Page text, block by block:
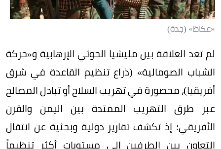
«عكاظ» (جدة)
لم تعد العلاقة بين مليشيا الحوثي الإرهابية و«حركة
الشباب الصومالية» (ذراع تنظيم القاعدة في شرق
أفريقيا)، محصورة في تهريب السلاح أو تبادل المصالح
عبر طرق التهريب الممتدة بين اليمن والقرن
الأفريقي؛ إذ تكشف تقارير دولية وبحثية عن انتقال
التعاون بين الطرفين إلى مستويات أكثر تنظيماً